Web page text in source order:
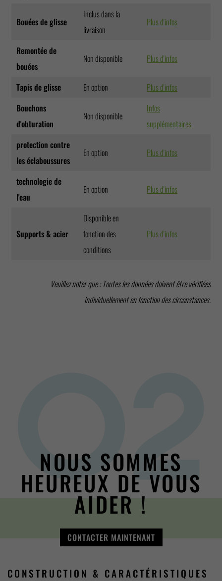
Bouées de glisse
Inclus dans la
livraison
Plus d'infos
Remontée de
bouées
Non disponible Plus d'infos
Tapis de glisse En option
Plus d'infos
Bouchons
d'obturation
Non disponible
Infos
supplémentaires
protection contre
les éclaboussures
En option Plus d'infos
technologie de
l'eau
En option Plus d'infos
Supports & acier
Disponible en
fonction des
conditions
Plus d'infos
Veuillez noter que : Toutes les données doivent être vérifiées
individuellement en fonction des circonstances.
NOUS SOMMES
HEUREUX DE VOUS
AIDER !
CONTACTER MAINTENANT
CONSTRUCTION & CARACTÉRISTIQUES